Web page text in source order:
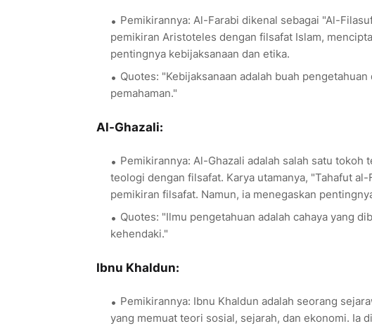
Pemikirannya: Al-Farabi dikenal sebagai "Al-
pemikiran Aristoteles dengan filsafat Islam,
pentingnya kebijaksanaan dan etika.
Quotes: "Kebijaksanaan adalah buah
pemahaman."
Al-Ghazali:
Pemikirannya: Al-Ghazali adalah salah satu tokoh
teologi dengan filsafat. Karya utamanya, "Tahafut
pemikiran filsafat. Namun, ia menegaskan
Quotes: "Ilmu pengetahuan adalah cahaya yang
kehendaki."
Ibnu Khaldun:
Pemikirannya: Ibnu Khaldun adalah seorang
yang memuat teori sosial, sejarah, dan ekonomi. Ia